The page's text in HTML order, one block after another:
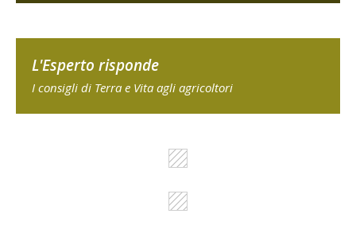
L'Esperto risponde
I consigli di Terra e Vita agli agricoltori